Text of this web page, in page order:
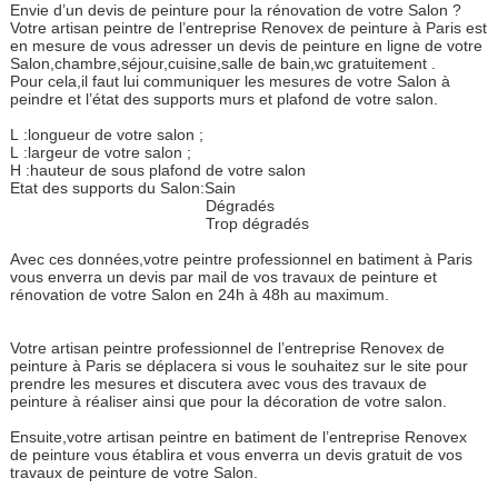
Envie d’un devis de peinture pour la rénovation de votre Salon ?
Votre artisan peintre de l’entreprise Renovex de peinture à Paris est
en mesure de vous adresser un devis de peinture en ligne de votre
Salon,chambre,séjour,cuisine,salle de bain,wc gratuitement .
Pour cela,il faut lui communiquer les mesures de votre Salon à
peindre et l’état des supports murs et plafond de votre salon.
L :longueur de votre salon ;
L :largeur de votre salon ;
H :hauteur de sous plafond de votre salon
Etat des supports du Salon:Sain
Dégradés
Trop dégradés
Avec ces données,votre peintre professionnel en batiment à Paris
vous enverra un devis par mail de vos travaux de peinture et
rénovation de votre Salon en 24h à 48h au maximum.
Votre artisan peintre professionnel de l’entreprise Renovex de
peinture à Paris se déplacera si vous le souhaitez sur le site pour
prendre les mesures et discutera avec vous des travaux de
peinture à réaliser ainsi que pour la décoration de votre salon.
Ensuite,votre artisan peintre en batiment de l’entreprise Renovex
de peinture vous établira et vous enverra un devis gratuit de vos
travaux de peinture de votre Salon.